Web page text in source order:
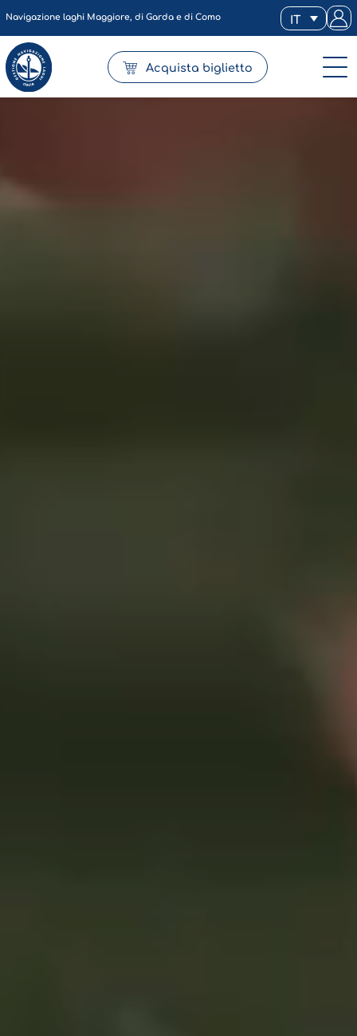
Navigazione laghi Maggiore, di Garda e di Como IT
Acquista biglietto